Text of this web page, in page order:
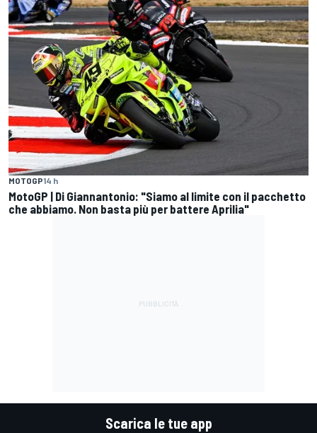
MOTOGP14 h
MotoGP | Di Giannantonio: "Siamo al limite con il pacchetto
che abbiamo. Non basta più per battere Aprilia"
Scarica le tue app